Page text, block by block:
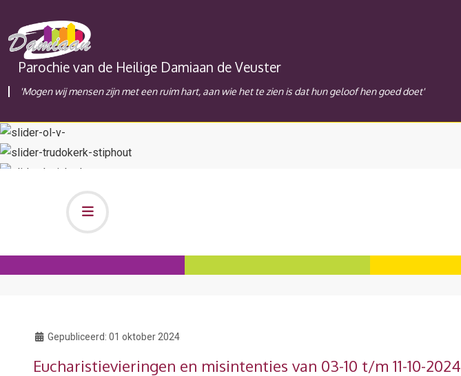
Parochie van de Heilige Damiaan de Veuster
'Mogen wij mensen zijn met een ruim hart, aan wie het te zien is dat hun geloof hen goed doet'
Gepubliceerd: 01 oktober 2024
Eucharistievieringen en misintenties van 03-10 t/m 11-10-2024